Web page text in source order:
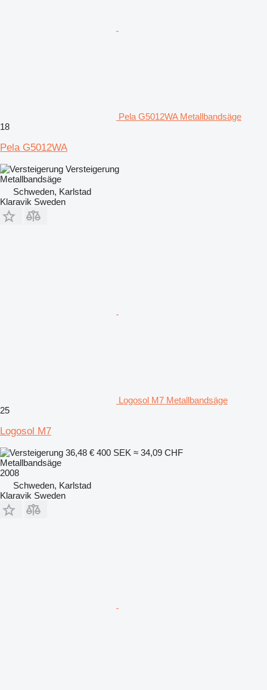
Pela G5012WA Metallbandsäge
18
Pela G5012WA
Versteigerung
Metallbandsäge
Schweden, Karlstad
Klaravik Sweden
Logosol M7 Metallbandsäge
25
Logosol M7
36,48 € 400 SEK ≈ 34,09 CHF
Metallbandsäge
2008
Schweden, Karlstad
Klaravik Sweden